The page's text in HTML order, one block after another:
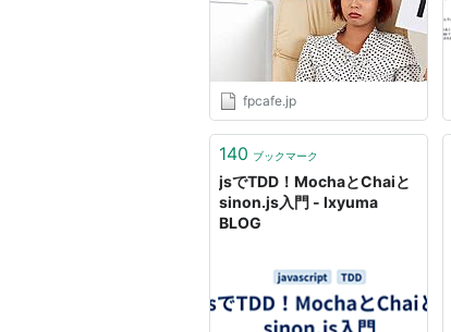
fpcafe.jp
140 ブックマーク
jsでTDD！MochaとChaiと
sinon.js入門 - lxyuma
BLOG